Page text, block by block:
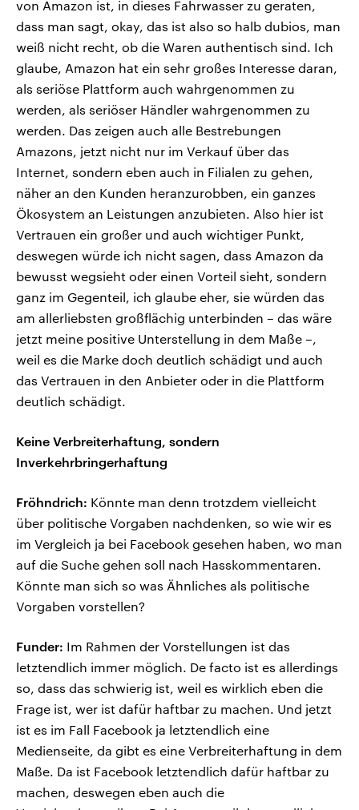
von Amazon ist, in dieses Fahrwasser zu geraten,
dass man sagt, okay, das ist also so halb dubios, man
weiß nicht recht, ob die Waren authentisch sind. Ich
glaube, Amazon hat ein sehr großes Interesse daran,
als seriöse Plattform auch wahrgenommen zu
werden, als seriöser Händler wahrgenommen zu
werden. Das zeigen auch alle Bestrebungen
Amazons, jetzt nicht nur im Verkauf über das
Internet, sondern eben auch in Filialen zu gehen,
näher an den Kunden heranzurobben, ein ganzes
Ökosystem an Leistungen anzubieten. Also hier ist
Vertrauen ein großer und auch wichtiger Punkt,
deswegen würde ich nicht sagen, dass Amazon da
bewusst wegsieht oder einen Vorteil sieht, sondern
ganz im Gegenteil, ich glaube eher, sie würden das
am allerliebsten großflächig unterbinden – das wäre
jetzt meine positive Unterstellung in dem Maße –,
weil es die Marke doch deutlich schädigt und auch
das Vertrauen in den Anbieter oder in die Plattform
deutlich schädigt.
Keine Verbreiterhaftung, sondern
Inverkehrbringerhaftung
Fröhndrich: Könnte man denn trotzdem vielleicht
über politische Vorgaben nachdenken, so wie wir es
im Vergleich ja bei Facebook gesehen haben, wo man
auf die Suche gehen soll nach Hasskommentaren.
Könnte man sich so was Ähnliches als politische
Vorgaben vorstellen?
Funder: Im Rahmen der Vorstellungen ist das
letztendlich immer möglich. De facto ist es allerdings
so, dass das schwierig ist, weil es wirklich eben die
Frage ist, wer ist dafür haftbar zu machen. Und jetzt
ist es im Fall Facebook ja letztendlich eine
Medienseite, da gibt es eine Verbreiterhaftung in dem
Maße. Da ist Facebook letztendlich dafür haftbar zu
machen, deswegen eben auch die